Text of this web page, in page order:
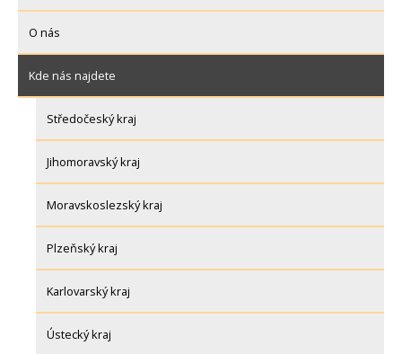
O nás
Kde nás najdete
Středočeský kraj
Jihomoravský kraj
Moravskoslezský kraj
Plzeňský kraj
Karlovarský kraj
Ústecký kraj